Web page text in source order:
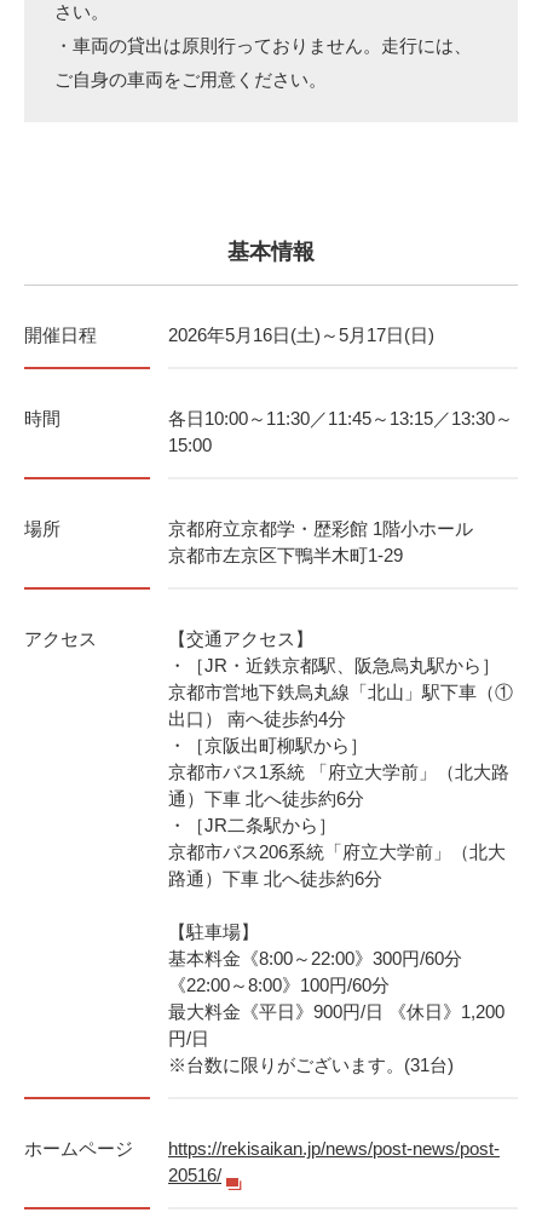
さい。
・車両の貸出は原則行っておりません。走行には、
ご自身の車両をご用意ください。
基本情報
開催日程 2026年5月16日(土)～5月17日(日)
時間
各日10:00～11:30／11:45～13:15／13:30～
15:00
場所
京都府立京都学・歴彩館 1階小ホール
京都市左京区下鴨半木町1-29
アクセス
【交通アクセス】
・［JR・近鉄京都駅、阪急烏丸駅から］
京都市営地下鉄烏丸線「北山」駅下車（①
出口） 南へ徒歩約4分
・［京阪出町柳駅から］
京都市バス1系統 「府立大学前」（北大路
通）下車 北へ徒歩約6分
・［JR二条駅から］
京都市バス206系統「府立大学前」（北大
路通）下車 北へ徒歩約6分
【駐車場】
基本料金《8:00～22:00》300円/60分
《22:00～8:00》100円/60分
最大料金《平日》900円/日 《休日》1,200
円/日
※台数に限りがございます。(31台)
ホームページ
https://rekisaikan.jp/news/post-news/post-
20516/